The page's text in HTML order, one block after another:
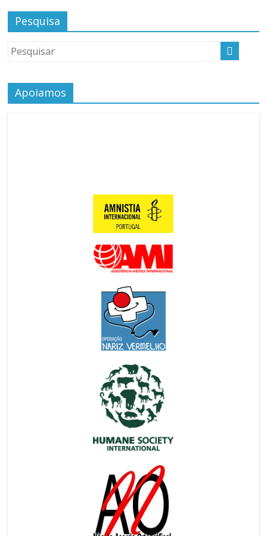
Pesquisa
Apoiamos